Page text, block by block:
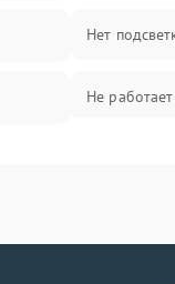
Нет
Не